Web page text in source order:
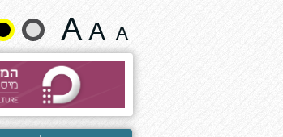
כותר
שנה
גודל
וצבעים: